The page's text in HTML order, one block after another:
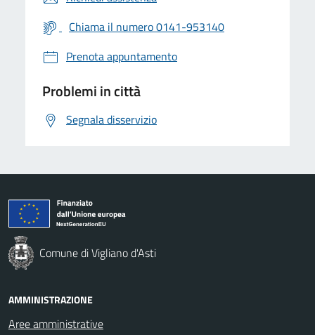
Chiama il numero 0141-953140
Prenota appuntamento
Problemi in città
Segnala disservizio
Comune di Vigliano d'Asti
AMMINISTRAZIONE
Aree amministrative